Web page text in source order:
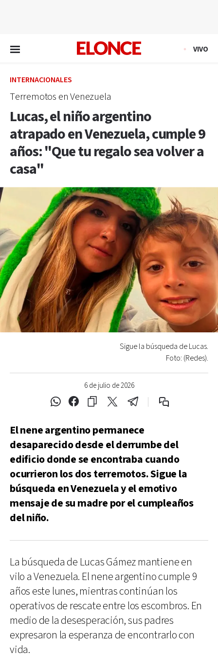
VIVO
INTERNACIONALES
Terremotos en Venezuela
Lucas, el niño argentino
atrapado en Venezuela, cumple 9
años: "Que tu regalo sea volver a
casa"
6 de julio de 2026
Sigue la búsqueda de Lucas.
Foto: (Redes).
El nene argentino permanece
desaparecido desde el derrumbe del
edificio donde se encontraba cuando
ocurrieron los dos terremotos. Sigue la
búsqueda en Venezuela y el emotivo
mensaje de su madre por el cumpleaños
del niño.
La búsqueda de Lucas Gámez mantiene en
vilo a Venezuela. El nene argentino cumple 9
años este lunes, mientras continúan los
operativos de rescate entre los escombros. En
medio de la desesperación, sus padres
expresaron la esperanza de encontrarlo con
vida.